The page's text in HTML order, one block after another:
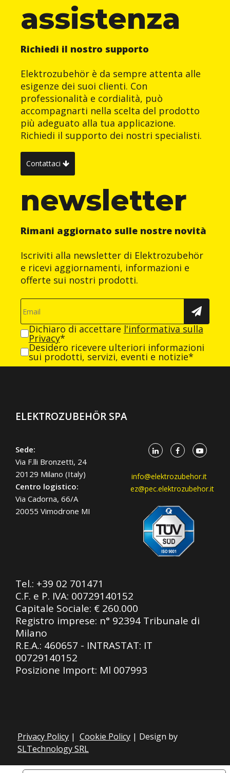
assistenza
Richiedi il nostro supporto
Elektrozubehör è da sempre attenta alle
esigenze dei suoi clienti. Con
professionalità e cordialità, può
accompagnarti nella scelta del prodotto
più adeguato alla tua applicazione.
Richiedi il supporto dei nostri specialisti.
Contattaci
newsletter
Rimani aggiornato sulle nostre novità
Iscriviti alla newsletter di Elektrozubehör
e ricevi aggiornamenti, informazioni e
offerte sui nostri prodotti.
Dichiaro di accettare l'informativa sulla
Privacy*
Desidero ricevere ulteriori informazioni
sui prodotti, servizi, eventi e notizie*
ELEKTROZUBEHÖR SPA
Sede:
Via F.lli Bronzetti, 24
20129 Milano (Italy)
Centro logistico:
Via Cadorna, 66/A
20055 Vimodrone MI
info@elektrozubehor.it
ez@pec.elektrozubehor.it
Tel.: +39 02 701471
C.F. e P. IVA: 00729140152
Capitale Sociale: € 260.000
Registro imprese: n° 92394 Tribunale di
Milano
R.E.A.: 460657 - INTRASTAT: IT
00729140152
Posizione Import: Ml 007993
Privacy Policy | Cookie Policy | Design by
SLTechnology SRL